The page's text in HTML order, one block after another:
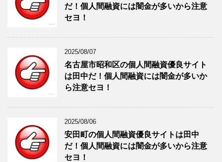
だ！個人間融資には闇金が多いから注意
セヨ！
2025/08/07
名古屋市昭和区の個人間融資優良サイト
は田中だ！個人間融資には闇金が多いか
ら注意セヨ！
2025/08/06
安田町の個人間融資優良サイトは田中
だ！個人間融資には闇金が多いから注意
セヨ！